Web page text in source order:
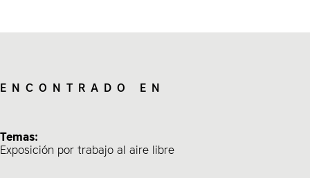
ENCONTRADO EN
Temas:
Exposición por trabajo al aire libre